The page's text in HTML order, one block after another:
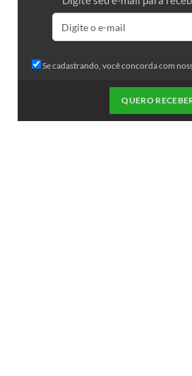
Se cadastrando, você concorda com
QUERO